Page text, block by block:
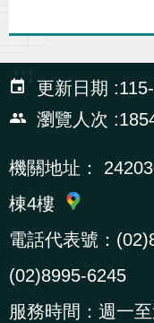
通
位
置
圖
:::
更新日期
瀏覽人次
機關地址：
棟4樓
電話代表號：
(02)8995-6245
服務時間：週一